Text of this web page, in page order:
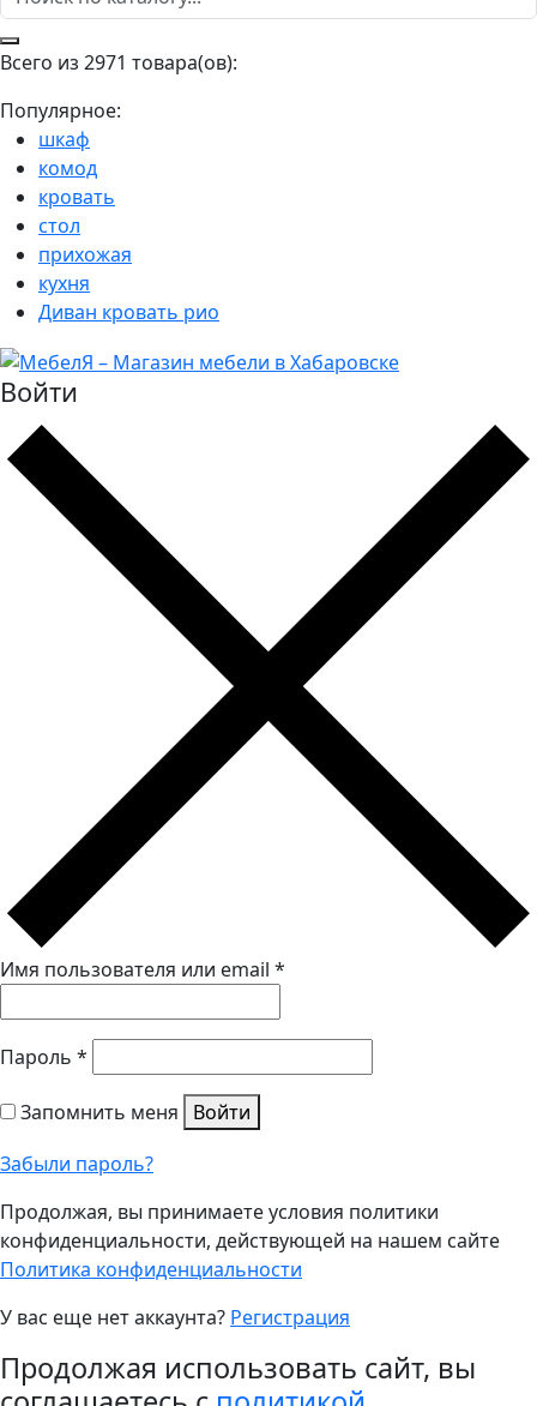
Всего из 2971 товара(ов):
Популярное:
шкаф
комод
кровать
стол
прихожая
кухня
Диван кровать рио
Войти
Имя пользователя или email *
Пароль *
Запомнить меня
Войти
Забыли пароль?
Продолжая, вы принимаете условия политики
конфиденциальности, действующей на нашем сайте
Политика конфиденциальности
У вас еще нет аккаунта? Регистрация
Продолжая использовать сайт, вы